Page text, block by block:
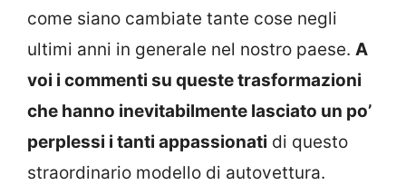
come siano cambiate tante cose negli
ultimi anni in generale nel nostro paese. A
voi i commenti su queste trasformazioni
che hanno inevitabilmente lasciato un po’
perplessi i tanti appassionati di questo
straordinario modello di autovettura.